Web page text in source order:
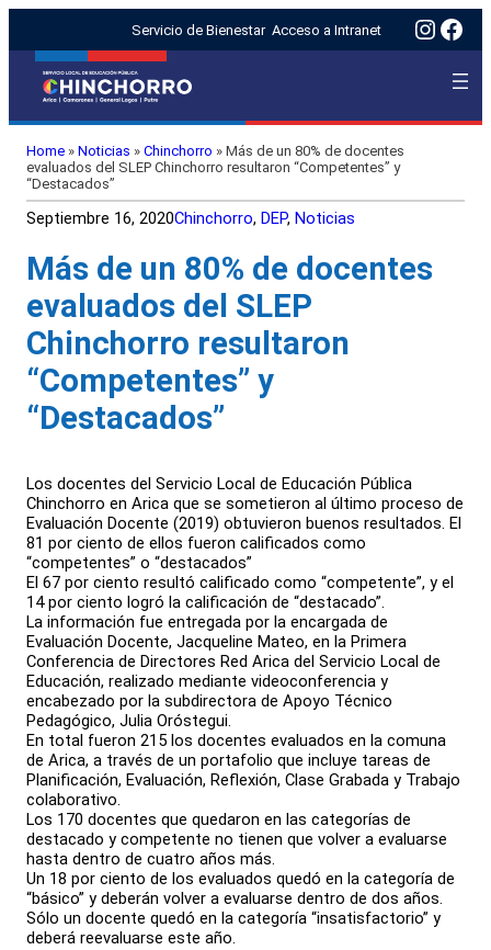
Servicio de Bienestar Acceso a Intranet
Home » Noticias » Chinchorro » Más de un 80% de docentes
evaluados del SLEP Chinchorro resultaron “Competentes” y
“Destacados”
Septiembre 16, 2020Chinchorro, DEP, Noticias
Más de un 80% de docentes
evaluados del SLEP
Chinchorro resultaron
“Competentes” y
“Destacados”
Los docentes del Servicio Local de Educación Pública
Chinchorro en Arica que se sometieron al último proceso de
Evaluación Docente (2019) obtuvieron buenos resultados. El
81 por ciento de ellos fueron calificados como
“competentes” o “destacados”
El 67 por ciento resultó calificado como “competente”, y el
14 por ciento logró la calificación de “destacado”.
La información fue entregada por la encargada de
Evaluación Docente, Jacqueline Mateo, en la Primera
Conferencia de Directores Red Arica del Servicio Local de
Educación, realizado mediante videoconferencia y
encabezado por la subdirectora de Apoyo Técnico
Pedagógico, Julia Oróstegui.
En total fueron 215 los docentes evaluados en la comuna
de Arica, a través de un portafolio que incluye tareas de
Planificación, Evaluación, Reflexión, Clase Grabada y Trabajo
colaborativo.
Los 170 docentes que quedaron en las categorías de
destacado y competente no tienen que volver a evaluarse
hasta dentro de cuatro años más.
Un 18 por ciento de los evaluados quedó en la categoría de
“básico” y deberán volver a evaluarse dentro de dos años.
Sólo un docente quedó en la categoría “insatisfactorio” y
deberá reevaluarse este año.